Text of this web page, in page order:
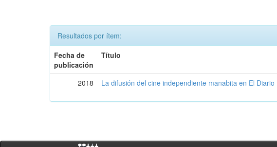
Resultados por ítem:
Fecha de
publicación
Título
2018 La difusión del cine independiente manabita en El Diario